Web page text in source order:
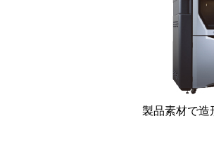
製品素材で造